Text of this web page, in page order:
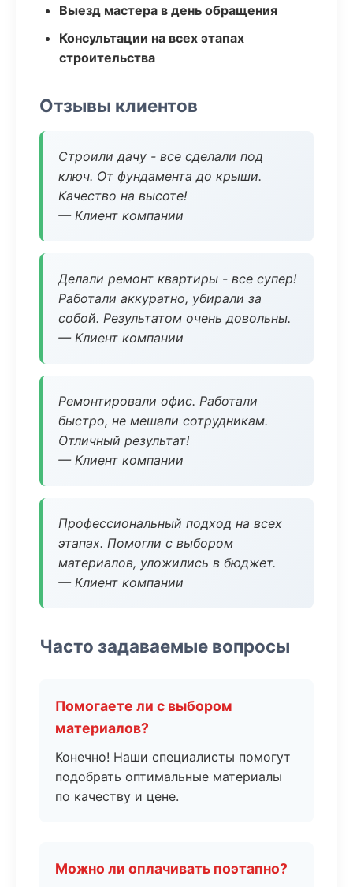
Выезд мастера в день обращения
Консультации на всех этапах
строительства
Отзывы клиентов
Строили дачу - все сделали под
ключ. От фундамента до крыши.
Качество на высоте!
— Клиент компании
Делали ремонт квартиры - все супер!
Работали аккуратно, убирали за
собой. Результатом очень довольны.
— Клиент компании
Ремонтировали офис. Работали
быстро, не мешали сотрудникам.
Отличный результат!
— Клиент компании
Профессиональный подход на всех
этапах. Помогли с выбором
материалов, уложились в бюджет.
— Клиент компании
Часто задаваемые вопросы
Помогаете ли с выбором
материалов?
Конечно! Наши специалисты помогут
подобрать оптимальные материалы
по качеству и цене.
Можно ли оплачивать поэтапно?